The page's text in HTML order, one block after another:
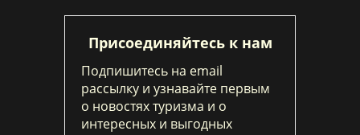
Присоединяйтесь к нам
Подпишитесь на email
рассылку и узнавайте первым
о новостях туризма и о
интересных и выгодных